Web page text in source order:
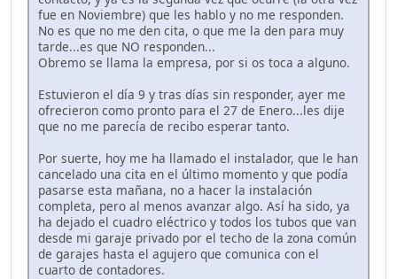
fue en Noviembre) que les hablo y no me responden.
No es que no me den cita, o que me la den para muy
tarde...es que NO responden...
Obremo se llama la empresa, por si os toca a alguno.
Estuvieron el día 9 y tras días sin responder, ayer me
ofrecieron como pronto para el 27 de Enero...les dije
que no me parecía de recibo esperar tanto.
Por suerte, hoy me ha llamado el instalador, que le han
cancelado una cita en el último momento y que podía
pasarse esta mañana, no a hacer la instalación
completa, pero al menos avanzar algo. Así ha sido, ya
ha dejado el cuadro eléctrico y todos los tubos que van
desde mi garaje privado por el techo de la zona común
de garajes hasta el agujero que comunica con el
cuarto de contadores.